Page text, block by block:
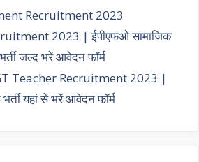
Recruitment 2023
2023 | ईपीएफओ सामाजिक
जल्द भरें आवेदन फॉर्म
Teacher Recruitment 2023 |
यहां से भरें आवेदन फॉर्म